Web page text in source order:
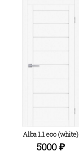
Alba 1.1 eco (white)
5000₽